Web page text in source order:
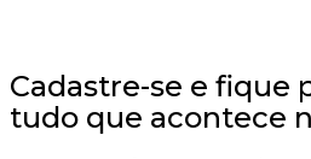
Cadastre-se e fique
tudo que acontece